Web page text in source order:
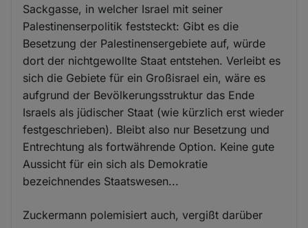
Sackgasse, in welcher Israel mit seiner
Palestinenserpolitik feststeckt: Gibt es die
Besetzung der Palestinensergebiete auf, würde
dort der nichtgewollte Staat entstehen. Verleibt es
sich die Gebiete für ein Großisrael ein, wäre es
aufgrund der Bevölkerungsstruktur das Ende
Israels als jüdischer Staat (wie kürzlich erst wieder
festgeschrieben). Bleibt also nur Besetzung und
Entrechtung als fortwährende Option. Keine gute
Aussicht für ein sich als Demokratie
bezeichnendes Staatswesen...
Zuckermann polemisiert auch, vergißt darüber